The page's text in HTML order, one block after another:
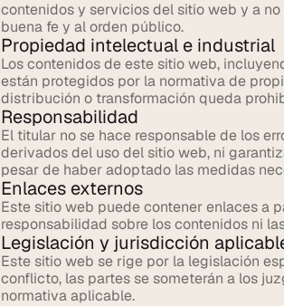
contenidos y servicios del sitio web y a
buena fe y al orden público.
Propiedad intelectual e industrial
Los contenidos de este sitio web,
están protegidos por la normativa de
distribución o transformación queda
Responsabilidad
El titular no se hace responsable de los
derivados del uso del sitio web, ni
pesar de haber adoptado las medidas
Enlaces externos
Este sitio web puede contener enlaces a
responsabilidad sobre los contenidos ni
Legislación y jurisdicción
Este sitio web se rige por la legislación
conflicto, las partes se someterán a los
normativa aplicable.